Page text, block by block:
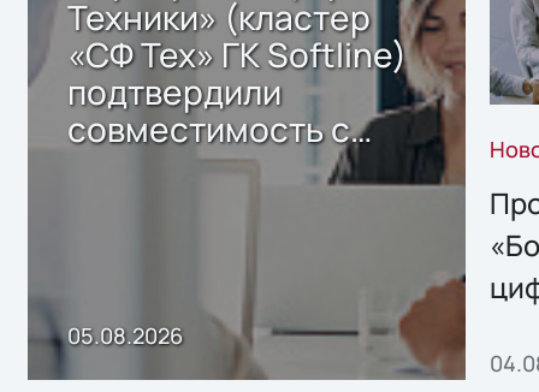
Техники» (кластер
«СФ Тех» ГК Softline)
подтвердили
совместимость с
решением Sharx
05.08.2026